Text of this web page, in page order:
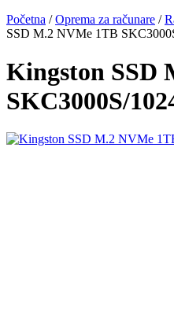
Početna /Oprema za računare /
SSD M.2 NVMe 1TB
Kingston SSD
SKC3000S/